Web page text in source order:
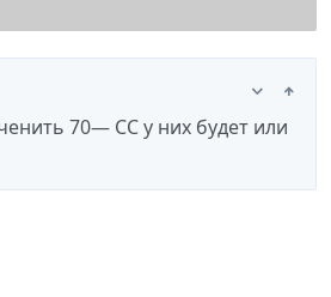
70— СС у них будет или